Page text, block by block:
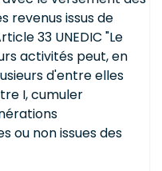
revenus issus de
33 UNEDIC "Le
activités peut, en
d'entre elles
I, cumuler
ou non issues des